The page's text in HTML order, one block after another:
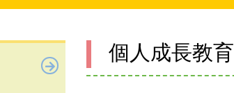
個人成長教育